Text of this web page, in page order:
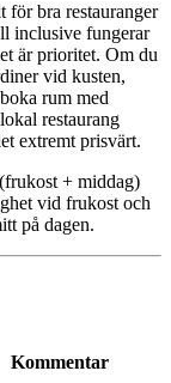
för bra restauranger
inclusive fungerar
är prioritet. Om du
vid kusten,
rum med
restaurang
extremt prisvärt.
(frukost + middag)
vid frukost och
på dagen.
Kommentar